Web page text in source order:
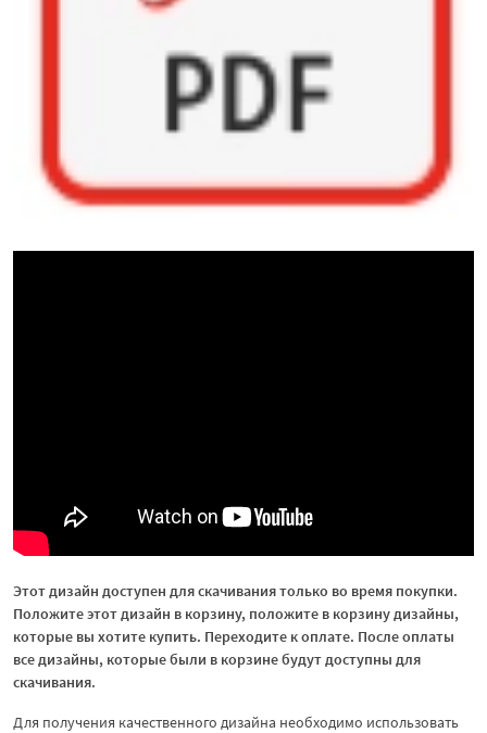
Этот дизайн доступен для скачивания только во время покупки.
Положите этот дизайн в корзину, положите в корзину дизайны,
которые вы хотите купить. Переходите к оплате. После оплаты
все дизайны, которые были в корзине будут доступны для
скачивания.
Для получения качественного дизайна необходимо использовать